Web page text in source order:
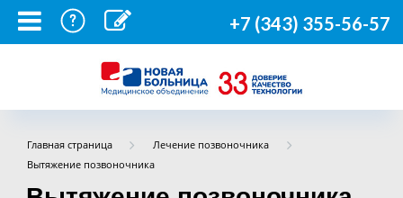
+7 (343) 355-56-57
Главная страница
Лечение позвоночника
Вытяжение позвоночника